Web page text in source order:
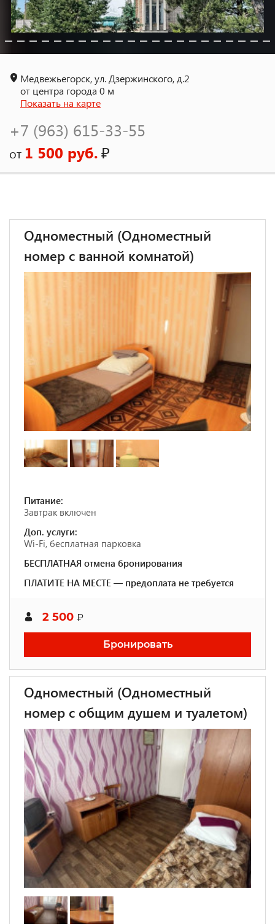
Медвежьегорск, ул. Дзержинского, д.2
от центра города 0 м
Показать на карте
+7 (963) 615-33-55
от 1 500 руб.₽
Одноместный (Одноместный
номер с ванной комнатой)
Питание:
Завтрак включен
Доп. услуги:
Wi-Fi, бесплатная парковка
БЕСПЛАТНАЯ отмена бронирования
ПЛАТИТЕ НА МЕСТЕ — предоплата не требуется
2 500 ₽
Бронировать
Одноместный (Одноместный
номер с общим душем и туалетом)